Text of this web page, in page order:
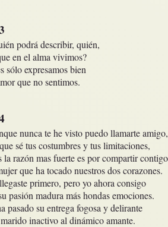
podrá describir, quién,
en el alma vivimos?
sólo expresamos bien
que no sentimos.
nunca te he visto puedo llamarte
sé tus costumbres y tus limitaciones,
la razón mas fuerte es por compartir contigo
que ha tocado nuestros dos corazones.
primero, pero yo ahora consigo
pasión madura más hondas emociones.
pasado su entrega fogosa y delirante
inactivo al dinámico amante.